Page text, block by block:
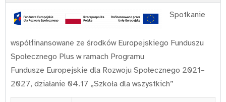
Spotkanie
współfinansowane ze środków Europejskiego Funduszu
Społecznego Plus w ramach Programu
Fundusze Europejskie dla Rozwoju Społecznego 2021–
2027, działanie 04.17 „Szkoła dla wszystkich”